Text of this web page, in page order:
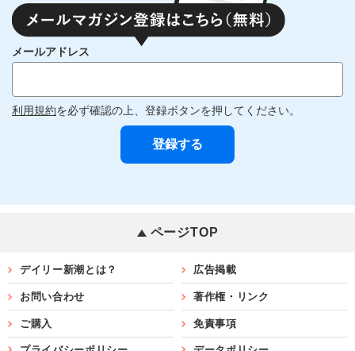
メールアドレス
利用規約を必ず確認の上、登録ボタンを押してください。
ページTOP
デイリー新潮とは？ 広告掲載
お問い合わせ 著作権・リンク
ご購入 免責事項